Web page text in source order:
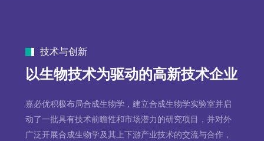
技术与创新
以生物技术为驱动的高新技术企业
嘉必优积极布局合成生物学，建立合成生物学实验室并启
动了一批具有技术前瞻性和市场潜力的研究项目，并对外
广泛开展合成生物学及其上下游产业技术的交流与合作，